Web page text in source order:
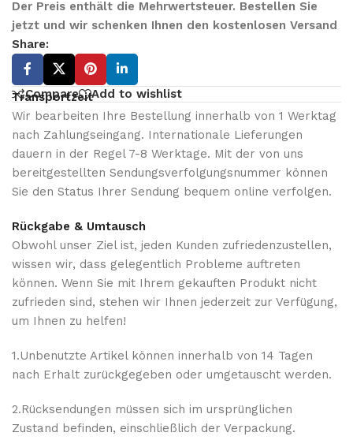
Der Preis enthält die Mehrwertsteuer. Bestellen Sie
jetzt und wir schenken Ihnen den kostenlosen Versand
Share:
Compare Add to wishlist
Transportzeit
Wir bearbeiten Ihre Bestellung innerhalb von 1 Werktag
nach Zahlungseingang. Internationale Lieferungen
dauern in der Regel 7-8 Werktage. Mit der von uns
bereitgestellten Sendungsverfolgungsnummer können
Sie den Status Ihrer Sendung bequem online verfolgen.
Rückgabe & Umtausch
Obwohl unser Ziel ist, jeden Kunden zufriedenzustellen,
wissen wir, dass gelegentlich Probleme auftreten
können. Wenn Sie mit Ihrem gekauften Produkt nicht
zufrieden sind, stehen wir Ihnen jederzeit zur Verfügung,
um Ihnen zu helfen!
1.Unbenutzte Artikel können innerhalb von 14 Tagen
nach Erhalt zurückgegeben oder umgetauscht werden.
2.Rücksendungen müssen sich im ursprünglichen
Zustand befinden, einschließlich der Verpackung.